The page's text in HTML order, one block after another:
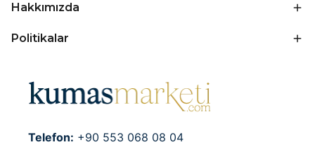
Hakkımızda
Politikalar
Telefon: +90 553 068 08 04